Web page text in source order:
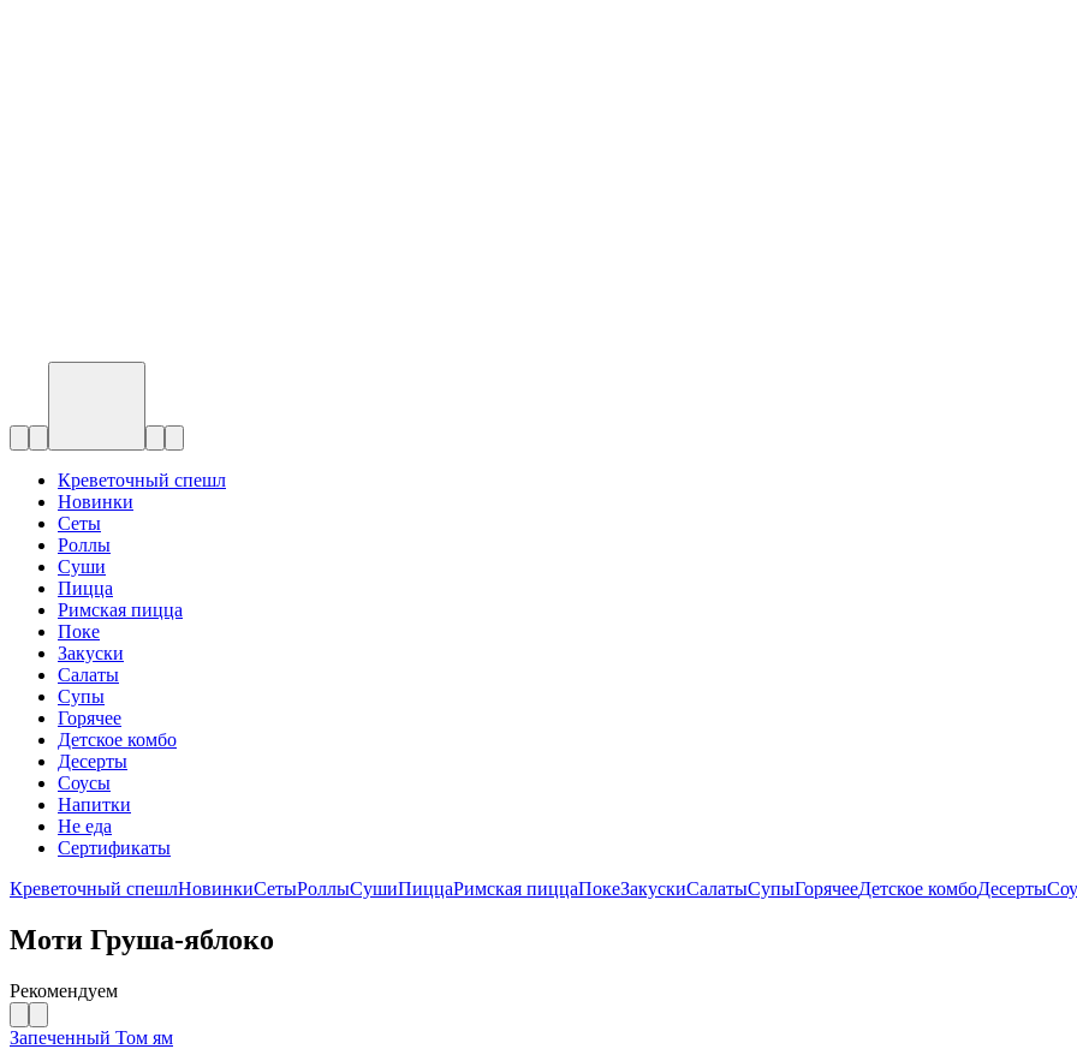
Креветочный спешл
Новинки
Сеты
Роллы
Суши
Пицца
Римская пицца
Поке
Закуски
Салаты
Супы
Горячее
Детское комбо
Десерты
Соусы
Напитки
Не еда
Сертификаты
Креветочный спешлНовинкиСетыРоллыСушиПиццаРимская пиццаПокеЗакускиСалатыСупыГорячееДетское комбоДесерты
Моти Груша-яблоко
Рекомендуем
Запеченный Том ям